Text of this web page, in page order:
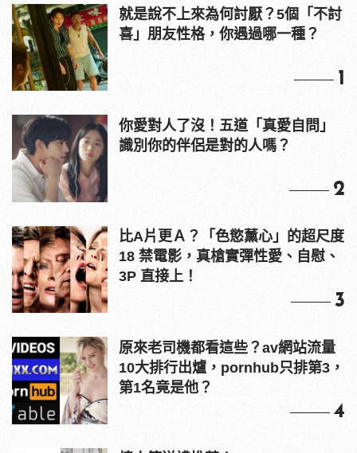
就是說不上來為何討厭？5個「不討
喜」朋友性格，你遇過哪一種？
1
你愛對人了沒！五道「真愛自問」
識別你的伴侶是對的人嗎？
2
比A片更Ａ？「色慾薰心」的超尺度
18 禁電影，真槍實彈性愛、自慰、
3P 直接上！
3
原來老司機都看這些？av網站流量
10大排行出爐，pornhub只排第3，
第1名竟是他？
4